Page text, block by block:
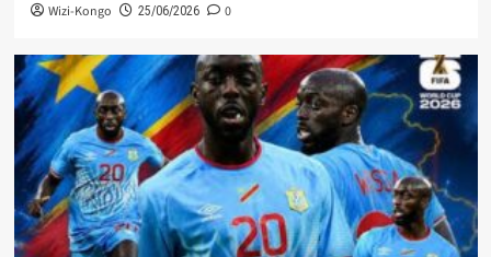
Wizi-Kongo 25/06/2026 0